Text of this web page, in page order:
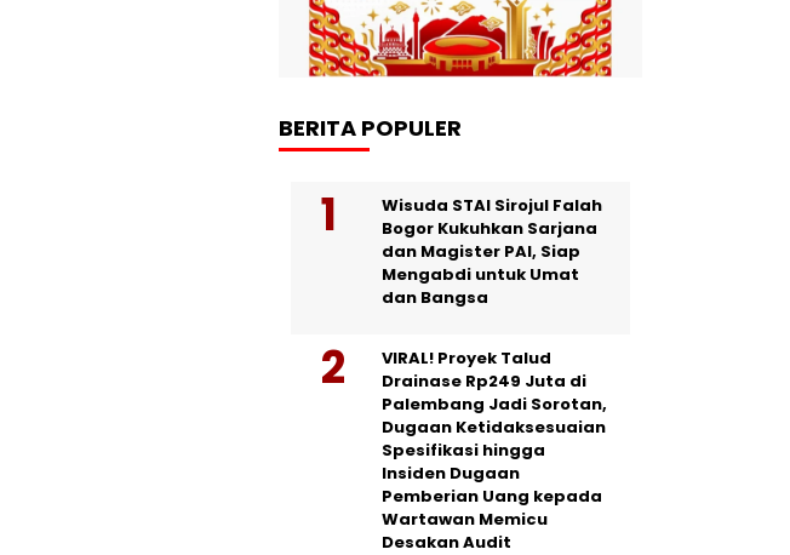
BERITA POPULER
Wisuda STAI Sirojul Falah
Bogor Kukuhkan Sarjana
dan Magister PAI, Siap
Mengabdi untuk Umat
dan Bangsa
VIRAL! Proyek Talud
Drainase Rp249 Juta di
Palembang Jadi Sorotan,
Dugaan Ketidaksesuaian
Spesifikasi hingga
Insiden Dugaan
Pemberian Uang kepada
Wartawan Memicu
Desakan Audit